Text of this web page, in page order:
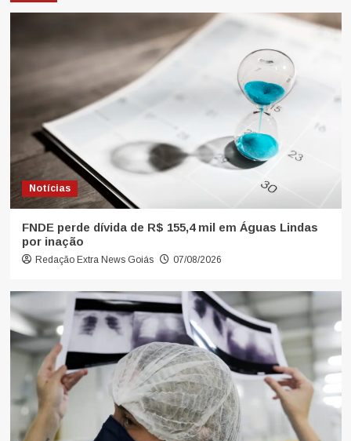
Notícias
FNDE perde dívida de R$ 155,4 mil em Águas Lindas
por inação
Redação Extra News Goiás 07/08/2026